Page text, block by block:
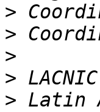
>
>
>
>
> Latin